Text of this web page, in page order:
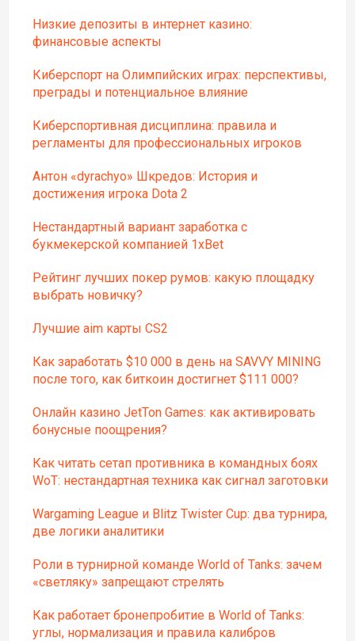
Низкие депозиты в интернет казино:
финансовые аспекты
Киберспорт на Олимпийских играх: перспективы,
преграды и потенциальное влияние
Киберспортивная дисциплина: правила и
регламенты для профессиональных игроков
Антон «dyrachyo» Шкредов: История и
достижения игрока Dota 2
Нестандартный вариант заработка с
букмекерской компанией 1xBet
Рейтинг лучших покер румов: какую площадку
выбрать новичку?
Лучшие aim карты CS2
Как заработать $10 000 в день на SAVVY MINING
после того, как биткоин достигнет $111 000?
Онлайн казино JetTon Games: как активировать
бонусные поощрения?
Как читать сетап противника в командных боях
WoT: нестандартная техника как сигнал заготовки
Wargaming League и Blitz Twister Cup: два турнира,
две логики аналитики
Роли в турнирной команде World of Tanks: зачем
«светляку» запрещают стрелять
Как работает бронепробитие в World of Tanks:
углы, нормализация и правила калибров